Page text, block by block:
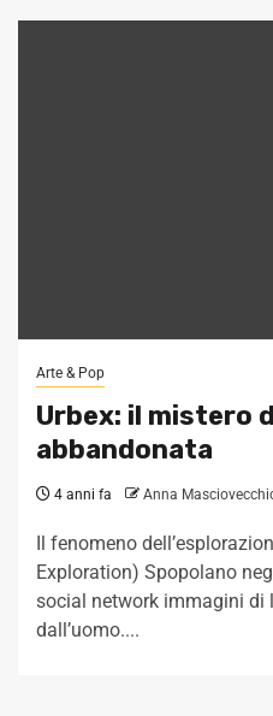
Arte & Pop
Urbex: il mistero
abbandonata
4 anni fa Anna
Il fenomeno
Exploration) Spopolano
social network immagini di
dall’uomo....